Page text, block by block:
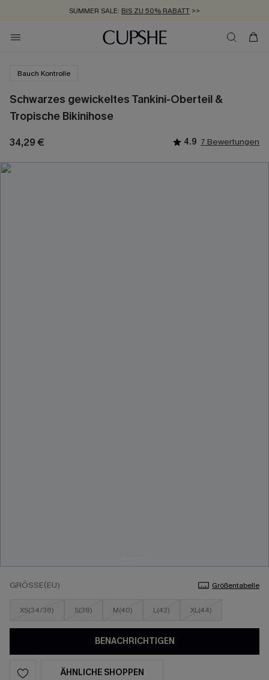
SUMMER SALE: BIS ZU 50% RABATT >>
ZUM NEWSLETTER:BIS ZU -20% EXTRA ERHALTEN
KOSTENLOSER VERSAND AB 89 €
Bauch Kontrolle
Schwarzes gewickeltes Tankini-Oberteil &
Tropische Bikinihose
34,29 € 4.9 7 Bewertungen
GRÖSSE(EU) Größentabelle
XS(34/36) S(38) M(40) L(42) XL(44)
BENACHRICHTIGEN
ÄHNLICHE SHOPPEN